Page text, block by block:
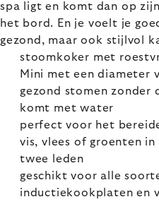
spa ligt en komt dan op
het bord. En je voelt je
gezond, maar ook stijlvol
stoomkoker met
Mini met een diameter
gezond stomen
komt met water
perfect voor het
vis, vlees of groenten
twee leden
geschikt voor alle
inductiekookplaten en